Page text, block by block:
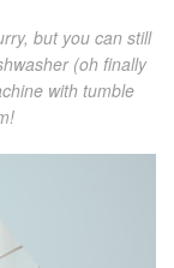
but you can still
(oh finally
with tumble